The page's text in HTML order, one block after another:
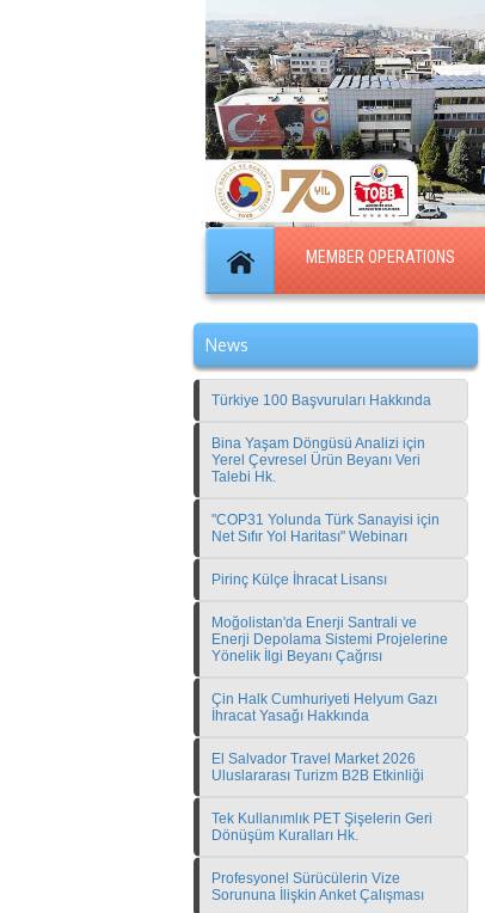
MEMBER OPERATIONS
News
Türkiye 100 Başvuruları Hakkında
Bina Yaşam Döngüsü Analizi için
Yerel Çevresel Ürün Beyanı Veri
Talebi Hk.
"COP31 Yolunda Türk Sanayisi için
Net Sıfır Yol Haritası" Webinarı
Pirinç Külçe İhracat Lisansı
Moğolistan'da Enerji Santrali ve
Enerji Depolama Sistemi Projelerine
Yönelik İlgi Beyanı Çağrısı
Çin Halk Cumhuriyeti Helyum Gazı
İhracat Yasağı Hakkında
El Salvador Travel Market 2026
Uluslararası Turizm B2B Etkinliği
Tek Kullanımlık PET Şişelerin Geri
Dönüşüm Kuralları Hk.
Profesyonel Sürücülerin Vize
Sorununa İlişkin Anket Çalışması